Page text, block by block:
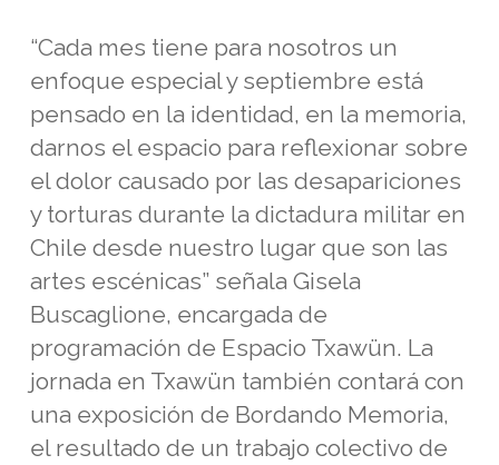
“Cada mes tiene para nosotros un
enfoque especial y septiembre está
pensado en la identidad, en la memoria,
darnos el espacio para reflexionar sobre
el dolor causado por las desapariciones
y torturas durante la dictadura militar en
Chile desde nuestro lugar que son las
artes escénicas” señala Gisela
Buscaglione, encargada de
programación de Espacio Txawün. La
jornada en Txawün también contará con
una exposición de Bordando Memoria,
el resultado de un trabajo colectivo de